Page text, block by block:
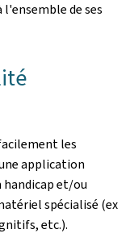
l'ensemble de ses
les
application
et/ou
spécialisé (ex
etc.).